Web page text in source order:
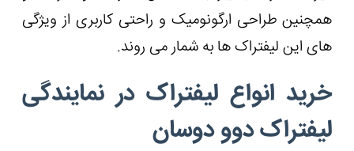
همچنین طراحی ارگونومیک و راحتی کاربری از ویژگی
‌های این لیفتراک ها به شمار می روند.
خرید انواع لیفتراک در نمایندگی
لیفتراک دوو دوسان